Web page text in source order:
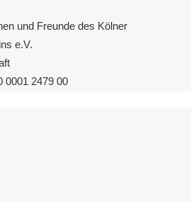
und Freunde des Kölner
e.V.
0001 2479 00